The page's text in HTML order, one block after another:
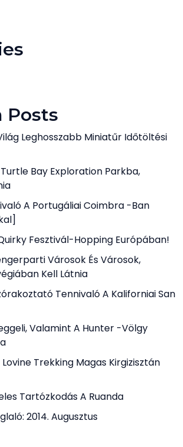
Posts
Leghosszabb Miniatűr Időtöltési
Bay Exploration Parkba,
A Portugáliai Coimbra -ban
Fesztivál-Hopping Európában!
Városok És Városok,
Kell Látnia
Tennivaló A Kaliforniai San
Valamint A Hunter -völgy
Lovine Trekking Magas Kirgizisztán
Tartózkodás A Ruanda
2014. Augusztus